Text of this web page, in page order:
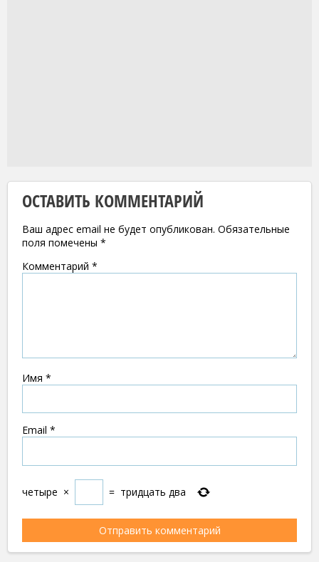
ОСТАВИТЬ КОММЕНТАРИЙ
Ваш адрес email не будет опубликован. Обязательные
поля помечены *
Комментарий *
Имя *
Email *
четыре × = тридцать два